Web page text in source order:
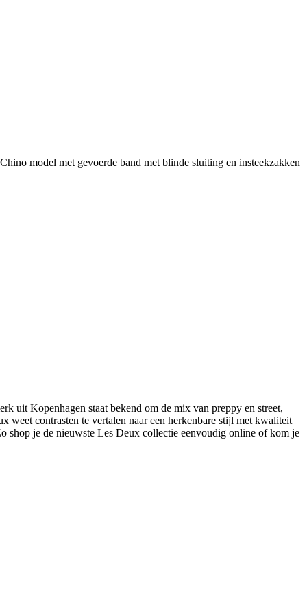
model met gevoerde band met blinde sluiting en insteekzakken
uit Kopenhagen staat bekend om de mix van preppy en street,
weet contrasten te vertalen naar een herkenbare stijl met kwaliteit
shop je de nieuwste Les Deux collectie eenvoudig online of kom je